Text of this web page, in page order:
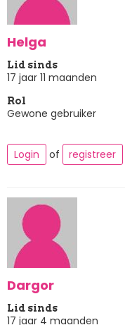
Helga
Lid sinds
17 jaar 11 maanden
Rol
Gewone gebruiker
Login of registreer
Dargor
Lid sinds
17 jaar 4 maanden